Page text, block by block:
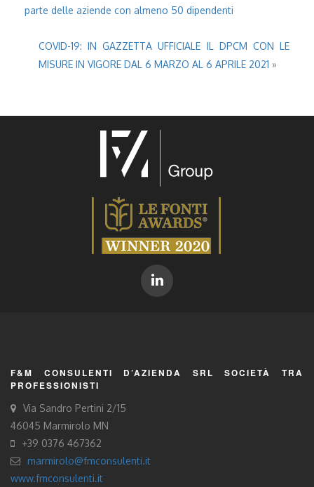
parte delle aziende con almeno 50 dipendenti
COVID-19: IN GAZZETTA UFFICIALE IL DPCM CON LE
MISURE IN VIGORE DAL 6 MARZO AL 6 APRILE 2021 »
F&M CONSULENTI D’AZIENDA SRL SOCIETÀ TRA
PROFESSIONISTI
Via Sandro Pertini 2/15
46045 Marmirolo MN
+39 0376 467362
marmirolo@fmconsulenti.it
www.fmconsulenti.it